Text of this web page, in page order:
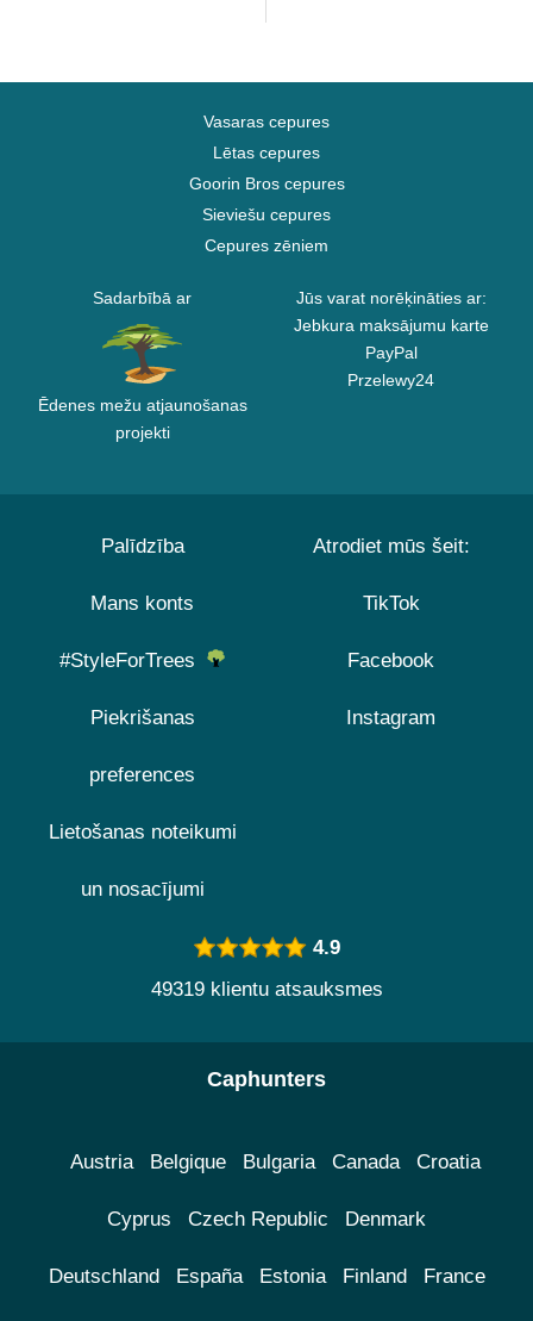
Vasaras cepures
Lētas cepures
Goorin Bros cepures
Sieviešu cepures
Cepures zēniem
Sadarbībā ar
Ēdenes mežu atjaunošanas
projekti
Jūs varat norēķināties ar:
Jebkura maksājumu karte
PayPal
Przelewy24
Palīdzība
Mans konts
#StyleForTrees
Piekrišanas
preferences
Lietošanas noteikumi
un nosacījumi
Atrodiet mūs šeit:
TikTok
Facebook
Instagram
4.9
49319 klientu atsauksmes
Caphunters
Austria Belgique Bulgaria Canada Croatia
Cyprus Czech Republic Denmark
Deutschland España Estonia Finland France